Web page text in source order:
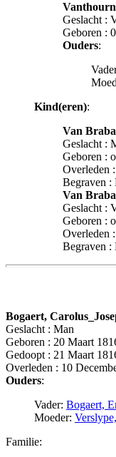
Geslacht :
Geboren :
Ouders:
Kind(eren):
Van
Geslacht :
Geboren :
Overleden
Begraven :
Van
Geslacht :
Geboren :
Overleden
Begraven :
Bogaert,
Geslacht : Man
Geboren : 20 Maart
Gedoopt : 21 Maart
Overleden : 10
Ouders:
Vader: Bogaert,
Moeder:
Familie: